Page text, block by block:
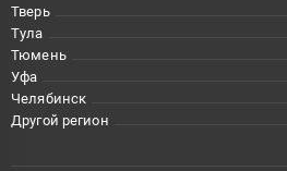
Тверь
Тула
Тюмень
Уфа
Челябинск
Другой регион